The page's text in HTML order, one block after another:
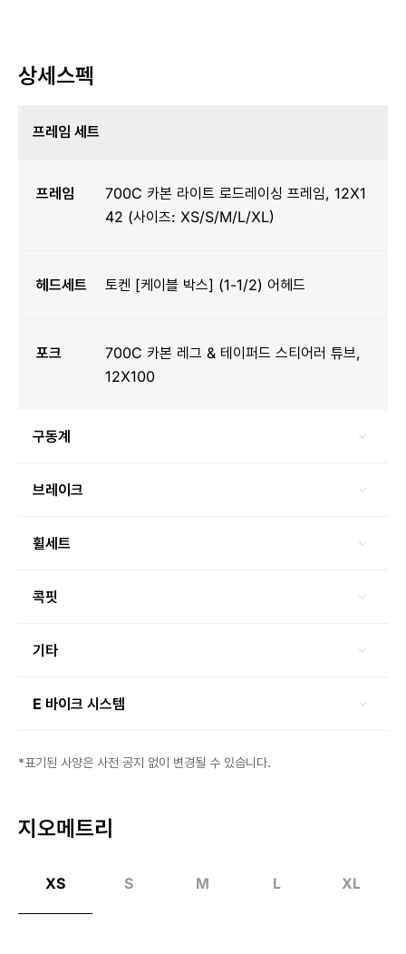
상세스펙
프레임 세트
프레임
700C 카본 라이트 로드레이싱 프레임, 12X1
42 (사이즈: XS/S/M/L/XL)
헤드세트 토켄 [케이블 박스] (1-1/2) 어헤드
포크
700C 카본 레그 & 테이퍼드 스티어러 튜브,
12X100
구동계
브레이크
휠세트
콕핏
기타
E 바이크 시스템
*표기된 사양은 사전 공지 없이 변경될 수 있습니다.
지오메트리
XS S M L XL